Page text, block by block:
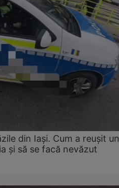
din Iași. Cum a reușit un
și să se facă nevăzut